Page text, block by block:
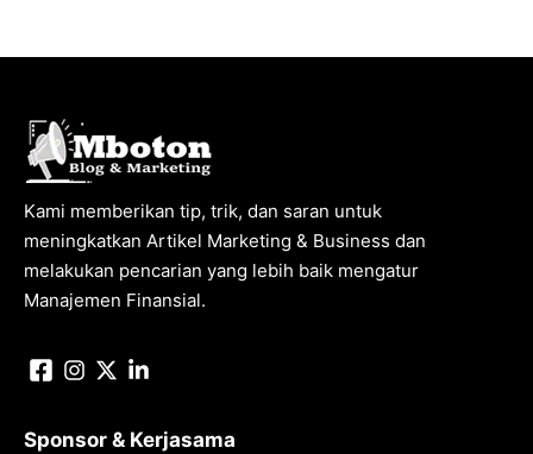
Kami memberikan tip, trik, dan saran untuk
meningkatkan Artikel Marketing & Business dan
melakukan pencarian yang lebih baik mengatur
Manajemen Finansial.
Sponsor & Kerjasama